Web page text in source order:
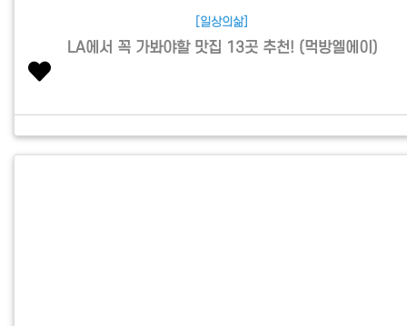
[일상의삶]
LA에서 꼭 가봐야할 맛집 13곳 추천! (먹방엘에이)